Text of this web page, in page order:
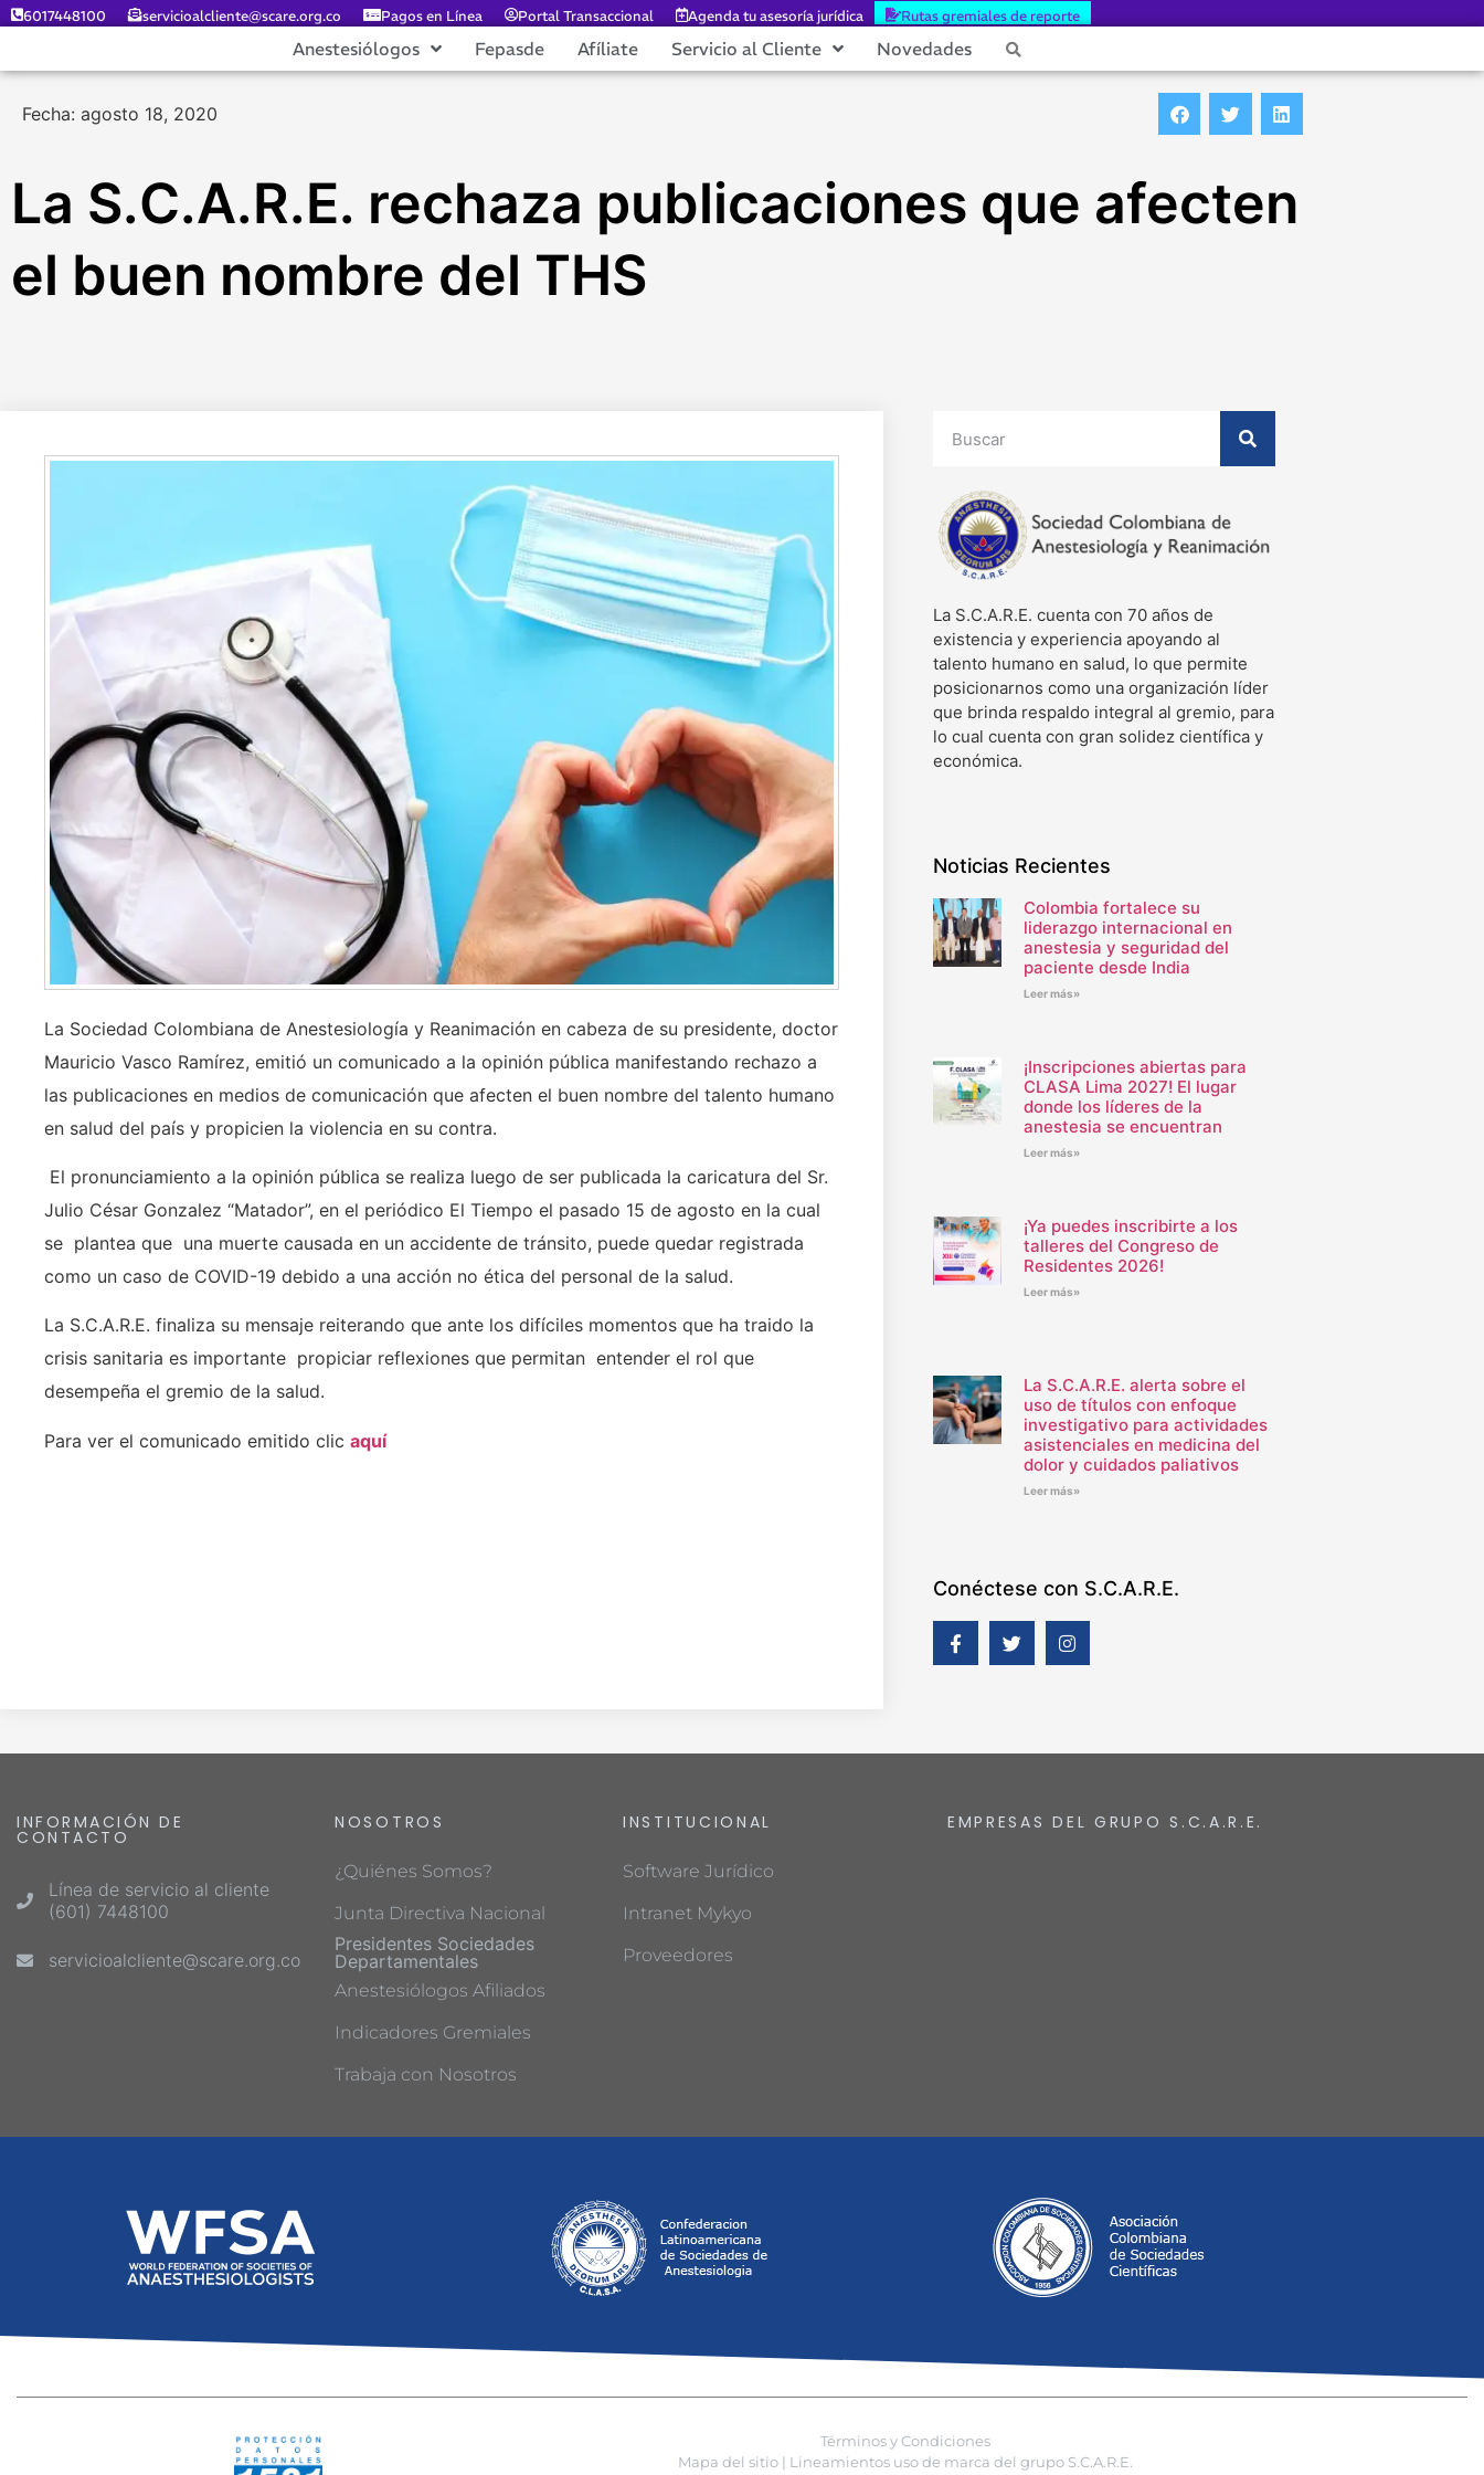
6017448100 servicioalcliente@scare.org.co Pagos en Línea Portal Transaccional Agenda tu asesoría jurídica Rutas gremiales de reporte
Anestesiólogos Fepasde Afíliate Servicio al Cliente Novedades
Fecha: agosto 18, 2020
La S.C.A.R.E. rechaza publicaciones que afecten
el buen nombre del THS
La Sociedad Colombiana de Anestesiología y Reanimación en cabeza de su presidente, doctor
Mauricio Vasco Ramírez, emitió un comunicado a la opinión pública manifestando rechazo a
las publicaciones en medios de comunicación que afecten el buen nombre del talento humano
en salud del país y propicien la violencia en su contra.
El pronunciamiento a la opinión pública se realiza luego de ser publicada la caricatura del Sr.
Julio César Gonzalez “Matador”, en el periódico El Tiempo el pasado 15 de agosto en la cual
se plantea que una muerte causada en un accidente de tránsito, puede quedar registrada
como un caso de COVID-19 debido a una acción no ética del personal de la salud.
La S.C.A.R.E. finaliza su mensaje reiterando que ante los difíciles momentos que ha traido la
crisis sanitaria es importante propiciar reflexiones que permitan entender el rol que
desempeña el gremio de la salud.
Para ver el comunicado emitido clic aquí
La S.C.A.R.E. cuenta con 70 años de
existencia y experiencia apoyando al
talento humano en salud, lo que permite
posicionarnos como una organización líder
que brinda respaldo integral al gremio, para
lo cual cuenta con gran solidez científica y
económica.
Noticias Recientes
Colombia fortalece su
liderazgo internacional en
anestesia y seguridad del
paciente desde India
Leer más»
¡Inscripciones abiertas para
CLASA Lima 2027! El lugar
donde los líderes de la
anestesia se encuentran
Leer más»
¡Ya puedes inscribirte a los
talleres del Congreso de
Residentes 2026!
Leer más»
La S.C.A.R.E. alerta sobre el
uso de títulos con enfoque
investigativo para actividades
asistenciales en medicina del
dolor y cuidados paliativos
Leer más»
Conéctese con S.C.A.R.E.
INFORMACIÓN DE
CONTACTO
Línea de servicio al cliente
(601) 7448100
servicioalcliente@scare.org.co
NOSOTROS
¿Quiénes Somos?
Junta Directiva Nacional
Presidentes Sociedades
Departamentales
Anestesiólogos Afiliados
Indicadores Gremiales
Trabaja con Nosotros
INSTITUCIONAL
Software Jurídico
Intranet Mykyo
Proveedores
EMPRESAS DEL GRUPO S.C.A.R.E.
Términos y Condiciones
Mapa del sitio |
Lineamientos uso de marca del grupo S.C.A.R.E.